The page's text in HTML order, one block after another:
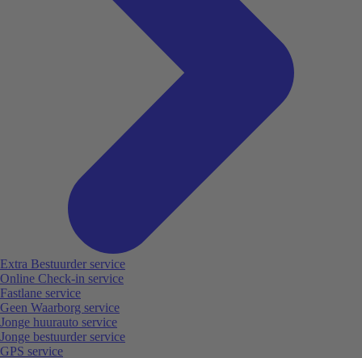
Extra Bestuurder service
Online Check-in service
Fastlane service
Geen Waarborg service
Jonge huurauto service
Jonge bestuurder service
GPS service